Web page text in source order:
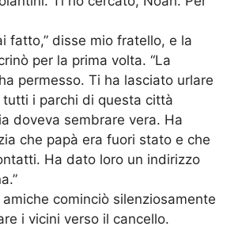
fatto,” disse mio fratello, e la
per la prima volta. “La
permesso. Ti ha lasciato urlare
tutti i parchi di questa città
doveva sembrare vera. Ha
che papà era fuori stato e che
Ha dato loro un indirizzo
cominciò silenziosamente
i vicini verso il cancello.